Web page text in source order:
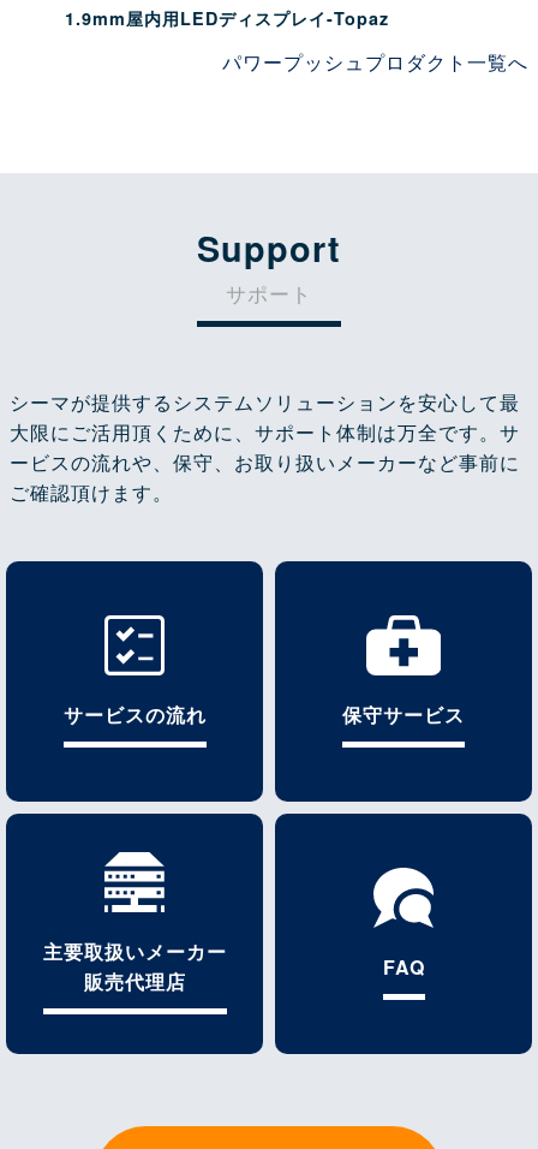
LEDディスプレイ制御システム OSMIL
パワープッシュプロダクト一覧へ
Support
サポート
シーマが提供するシステムソリューションを安心して最
大限にご活用頂くために、サポート体制は万全です。サ
ービスの流れや、保守、お取り扱いメーカーなど事前に
ご確認頂けます。
サービスの流れ 保守サービス
主要取扱いメーカー
販売代理店
FAQ